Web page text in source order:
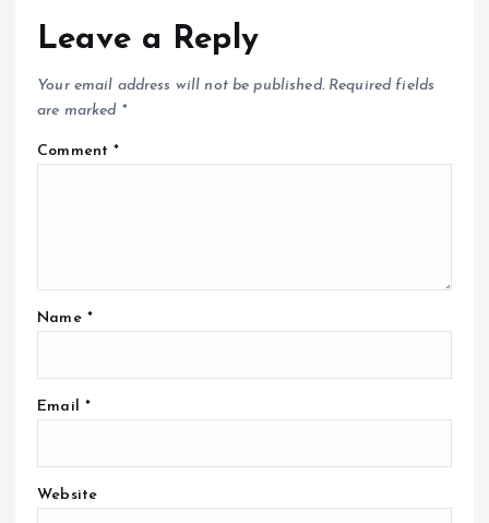
Leave a Reply
Your email address will not be published. Required fields
are marked *
Comment*
Name *
Email *
Website